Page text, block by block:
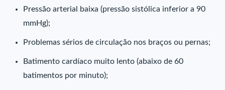
Pressão arterial baixa (pressão sistólica inferior a 90
mmHg);
Problemas sérios de circulação nos braços ou pernas;
Batimento cardíaco muito lento (abaixo de 60
batimentos por minuto);